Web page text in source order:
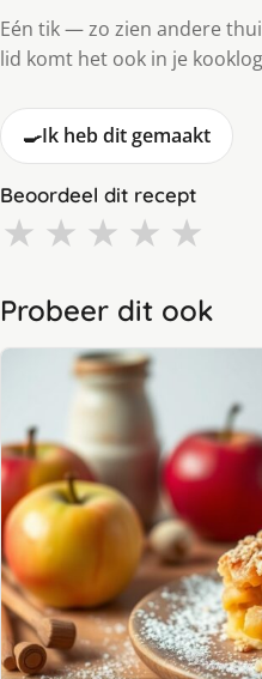
Eén tik — zo zien andere
lid komt het ook in je
🍳Ik heb dit gemaakt
Beoordeel dit recept
★ ★ ★ ★ ★
Probeer dit ook